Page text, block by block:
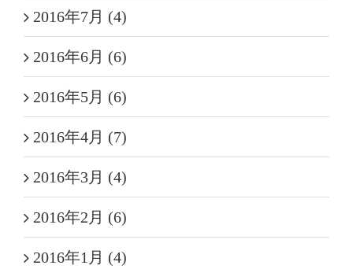
2016年7月 (4)
2016年6月 (6)
2016年5月 (6)
2016年4月 (7)
2016年3月 (4)
2016年2月 (6)
2016年1月 (4)